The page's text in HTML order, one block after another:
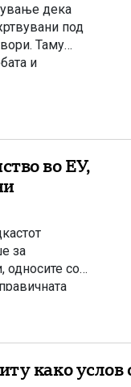
дека
под
Таму
и
премиерот
во ЕУ,
за
односите со
од
како услов